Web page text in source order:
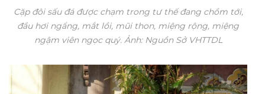
Cặp đôi sấu đá được chạm trong tư thế đang chồm tới,
đầu hơi ngẩng, mắt lồi, mũi thon, miệng rộng, miệng
ngậm viên ngọc quý. Ảnh: Nguồn Sở VHTTDL